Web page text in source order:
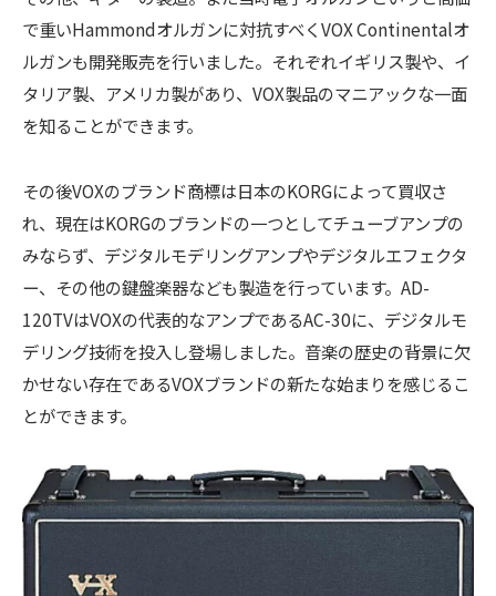
で重いHammondオルガンに対抗すべくVOX Continentalオ
ルガンも開発販売を行いました。それぞれイギリス製や、イ
タリア製、アメリカ製があり、VOX製品のマニアックな一面
を知ることができます。
その後VOXのブランド商標は日本のKORGによって買収さ
れ、現在はKORGのブランドの一つとしてチューブアンプの
みならず、デジタルモデリングアンプやデジタルエフェクタ
ー、その他の鍵盤楽器なども製造を行っています。AD-
120TVはVOXの代表的なアンプであるAC-30に、デジタルモ
デリング技術を投入し登場しました。音楽の歴史の背景に欠
かせない存在であるVOXブランドの新たな始まりを感じるこ
とができます。